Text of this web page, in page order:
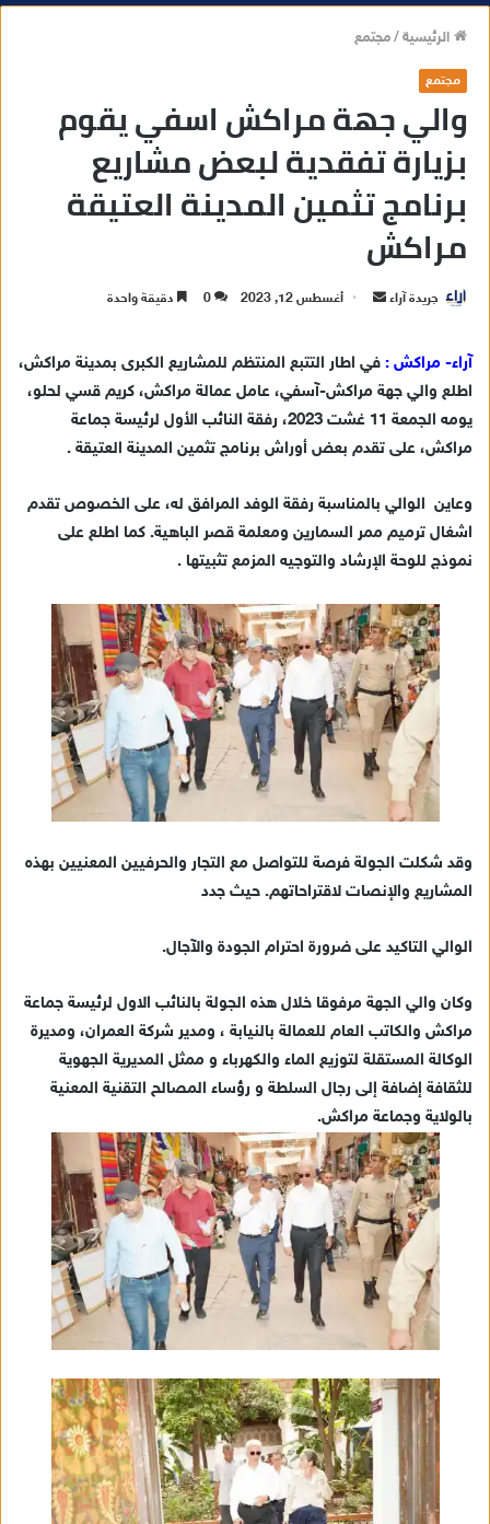
الرئيسية/مجتمع
مجتمع
والي جهة مراكش اسفي يقوم
بزيارة تفقدية لبعض مشاريع
برنامج تثمين المدينة العتيقة
مراكش
جريدة آراء
ل
ي
ا
إ
ل
ت
ر
و
ن
ا
أغسطس 12, 2023 0 دقيقة واحدة
آراء- مراكش : في اطار التتبع المنتظم للمشاريع الكبرى بمدينة مراكش،
اطلع والي جهة مراكش-آسفي، عامل عمالة مراكش، كريم قسي لحلو،
يومه الجمعة 11 غشت 2023، رفقة النائب الأول لرئيسة جماعة
مراكش، على تقدم بعض أوراش برنامج تثمين المدينة العتيقة .
وعاين الوالي بالمناسبة رفقة الوفد المرافق له، على الخصوص تقدم
اشغال ترميم ممر السمارين ومعلمة قصر الباهية. كما اطلع على
نموذج للوحة الإرشاد والتوجيه المزمع تثبيتها .
وقد شكلت الجولة فرصة للتواصل مع التجار والحرفيين المعنيين بهذه
المشاريع والإنصات لاقتراحاتهم. حيث جدد
الوالي التاكيد على ضرورة احترام الجودة والآجال.
وكان والي الجهة مرفوقا خلال هذه الجولة بالنائب الاول لرئيسة جماعة
مراكش والكاتب العام للعمالة بالنيابة ، ومدير شركة العمران، ومديرة
الوكالة المستقلة لتوزيع الماء والكهرباء و ممثل المديرية الجهوية
للثقافة إضافة إلى رجال السلطة و رؤساء المصالح التقنية المعنية
بالولاية وجماعة مراكش.